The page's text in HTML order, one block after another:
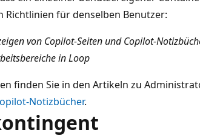
Richtlinien für denselben Benutzer:
von Copilot-Seiten und Copilot-
in Loop
finden Sie in den Artikeln zu
Notizbücher.